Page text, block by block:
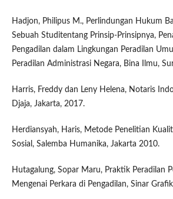
Hadjon, Philipus M., Perlindungan Hukum
Sebuah Studitentang Prinsip-Prinsipnya,
Pengadilan dalam Lingkungan Peradilan
Peradilan Administrasi Negara, Bina Ilmu,
Harris, Freddy dan Leny Helena, Notaris
Djaja, Jakarta, 2017.
Herdiansyah, Haris, Metode Penelitian
Sosial, Salemba Humanika, Jakarta 2010.
Hutagalung, Sopar Maru, Praktik Peradilan
Mengenai Perkara di Pengadilan, Sinar